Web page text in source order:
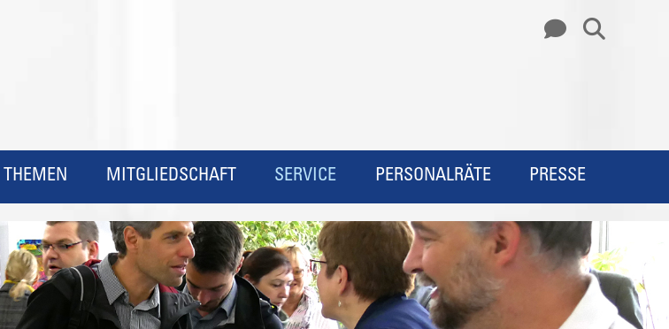
THEMEN MITGLIEDSCHAFT SERVICE PERSONALRÄTE PRESSE